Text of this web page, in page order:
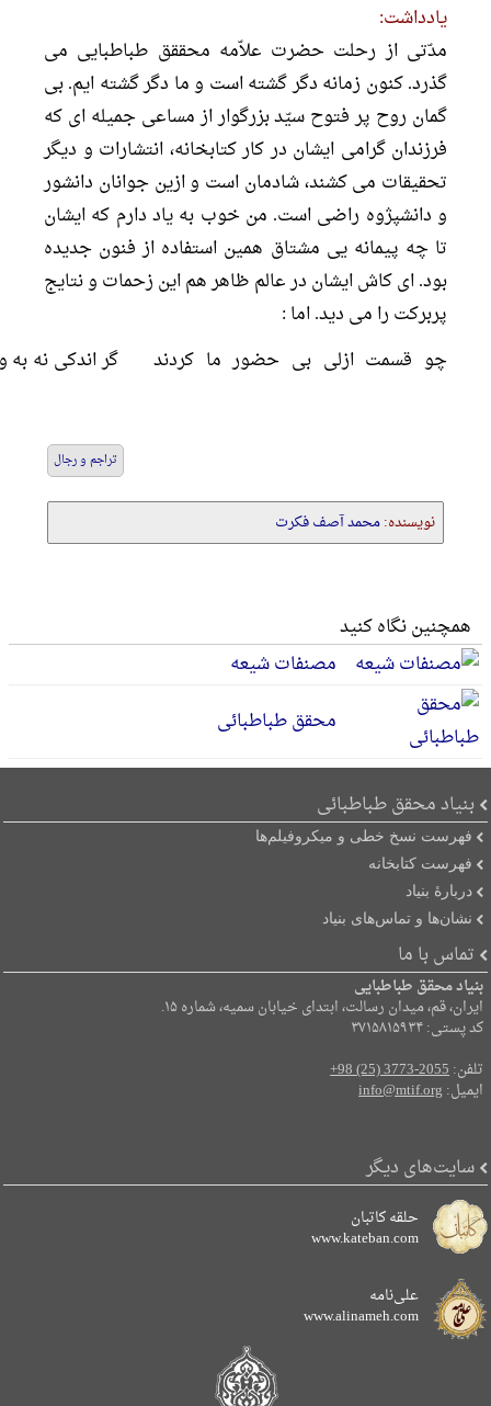
یادداشت:
مدّتی از رحلت حضرت علاّمه محققق طباطبایی می
گذرد. کنون زمانه دگر گشته است و ما دگر گشته ایم. بی
گمان روح پر فتوح سیّد بزرگوار از مساعی جمیله ای که
فرزندان گرامی ایشان در کار کتابخانه، انتشارات و دیگر
تحقیقات می کشند، شادمان است و ازین جوانان دانشور
و دانشپژوه راضی است. من خوب به یاد دارم که ایشان
تا چه پیمانه یی مشتاق همین استفاده از فنون جدیده
بود. ای کاش ایشان در عالم ظاهر هم این زحمات و نتایج
پربرکت را می دید. اما :
چو قسمت ازلی بی حضور ما کردند
گر اندکی نه
تراجم و رجال
نویسنده:محمد آصف فکرت
همچنین نگاه کنید
مصنفات شیعه
محقق طباطبائی
بنیاد محقق طباطبائی
فهرست نسخ خطی و میکروفیلم‌ها
فهرست کتابخانه
دربارۀ بنیاد
نشان‌ها و تماس‌های بنیاد
تماس با ما
بنیاد محقق طباطبایی
ایران، قم، میدان رسالت، ابتدای خیابان سمیه، شماره ۱۵.
کد پستی: ۳۷۱۵۸۱۵۹۳۴
تلفن:+98 (25) 3773-2055
ایمیل:info@mtif.org
سایت‌های دیگر
حلقه کاتبان
www.kateban.com
علی‌نامه
www.alinameh.com